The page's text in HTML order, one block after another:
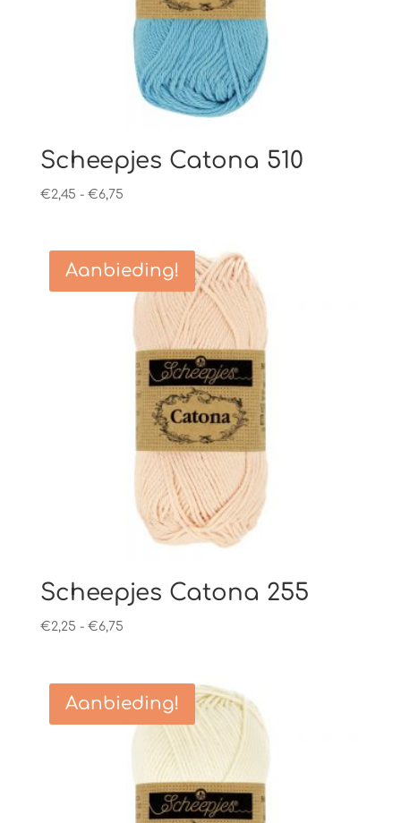
Scheepjes Catona 510
€2,45 - €6,75Prijsklasse:
Aanbieding!
Scheepjes Catona 255
€2,25 - €6,75Prijsklasse:
€6,75
Aanbieding!